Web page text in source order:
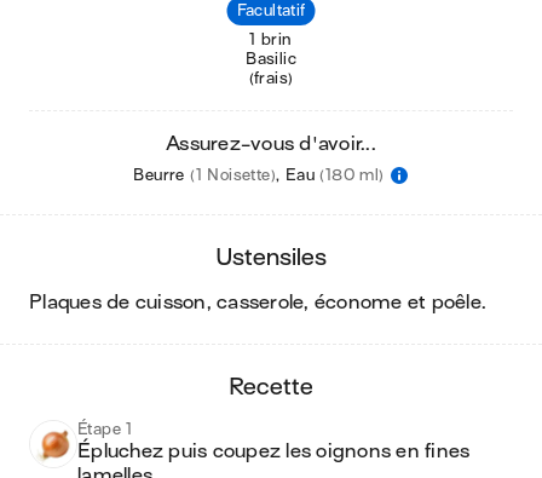
Facultatif
1 brin
Basilic
(frais)
Assurez-vous d'avoir...
Beurre (1 Noisette), Eau (180 ml)
ustensiles
plaques de cuisson, casserole, économe et poêle.
recette
Étape 1
Épluchez puis coupez les oignons en fines